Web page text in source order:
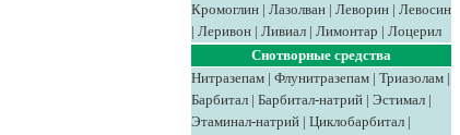
Кромоглин | Лазолван | Леворин | Левосин
| Леривон | Ливиал | Лимонтар | Лоцерил
Снотворные средства
Нитразепам | Флунитразепам | Триазолам |
Барбитал | Барбитал-натрий | Эстимал |
Этаминал-натрий | Циклобарбитал |